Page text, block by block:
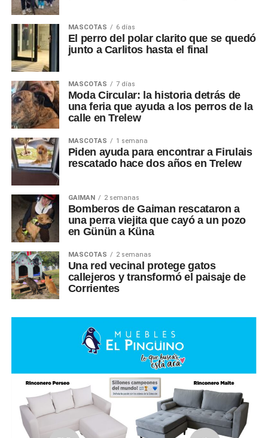
MASCOTAS 6 días
El perro del polar clarito que se quedó
junto a Carlitos hasta el final
MASCOTAS 7 días
Moda Circular: la historia detrás de
una feria que ayuda a los perros de la
calle en Trelew
MASCOTAS 1 semana
Piden ayuda para encontrar a Firulais
rescatado hace dos años en Trelew
GAIMAN 2 semanas
Bomberos de Gaiman rescataron a
una perra viejita que cayó a un pozo
en Günün a Küna
MASCOTAS 2 semanas
Una red vecinal protege gatos
callejeros y transformó el paisaje de
Corrientes